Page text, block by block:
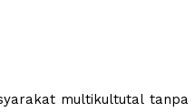
multikultutal tanpa